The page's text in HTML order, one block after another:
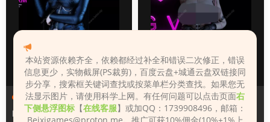
人物（Looks）
Monica_2_2_2
人物（Looks）
Lizhen2025
本站资源依赖齐全，依赖都经过补全和错误二次修正，错误
信息更少，实物截屏(PS裁剪)，百度云盘+城通云盘双链接同
步分享，搜索框关键词查找或按菜单栏分类查找。如果您无
法显示图片，请使用科学上网。有任何问题可以点击页面右
下侧悬浮图标 【在线客服】或加QQ：1739908496，邮箱：